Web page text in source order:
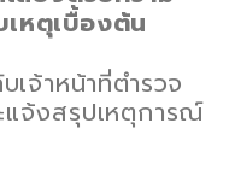
เหตุเบื้องต้น
เจ้าหน้าที่ตำรวจ
แจ้งสรุปเหตุการณ์